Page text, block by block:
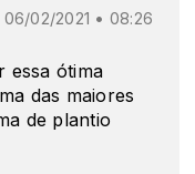
06/02/2021 • 08:26
essa ótima
das maiores
de plantio